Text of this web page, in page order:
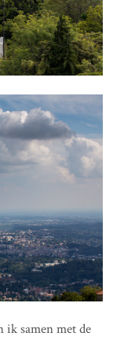
ik samen met de